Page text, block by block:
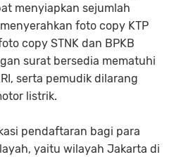
menyiapkan sejumlah
foto copy KTP
copy STNK dan BPKB
surat bersedia mematuhi
serta pemudik dilarang
listrik.
pendaftaran bagi para
yaitu wilayah Jakarta di